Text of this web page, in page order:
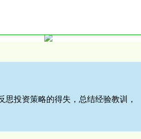
投资策略的得失，总结经验教训，